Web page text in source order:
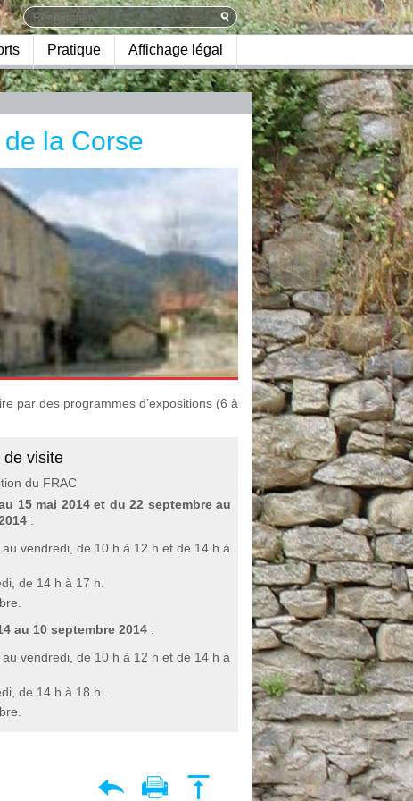
Pratique Affichage légal
la Corse
par des programmes d’expositions (6 à
de visite
du FRAC
15 mai 2014 et du 22 septembre au
:
au vendredi, de 10 h à 12 h et de 14 h à
de 14 h à 17 h.
au 10 septembre 2014 :
au vendredi, de 10 h à 12 h et de 14 h à
de 14 h à 18 h .